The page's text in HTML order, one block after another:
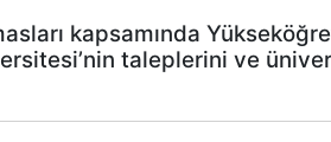
kapsamında
taleplerini ve